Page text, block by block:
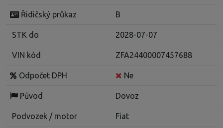
Řidičský průkaz B
STK do 2028-07-07
VIN kód ZFA24400007457688
Odpočet DPH Ne
Původ Dovoz
Podvozek / motor Fiat